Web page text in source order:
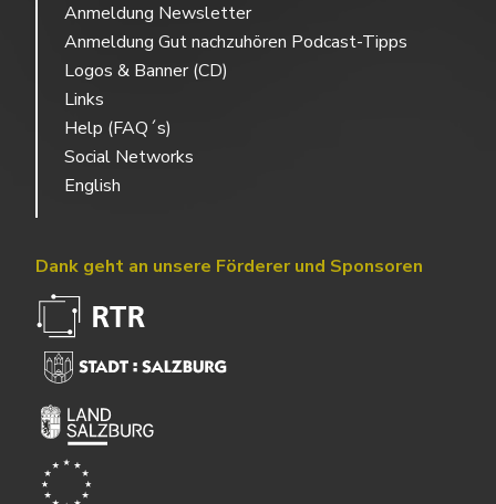
Anmeldung Newsletter
Anmeldung Gut nachzuhören Podcast-Tipps
Logos & Banner (CD)
Links
Help (FAQ´s)
Social Networks
English
Dank geht an unsere Förderer und Sponsoren